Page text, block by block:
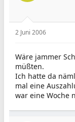
2 Juni 2006
Wäre jammer
müßten.
Ich hatte da
mal eine
war eine Woche